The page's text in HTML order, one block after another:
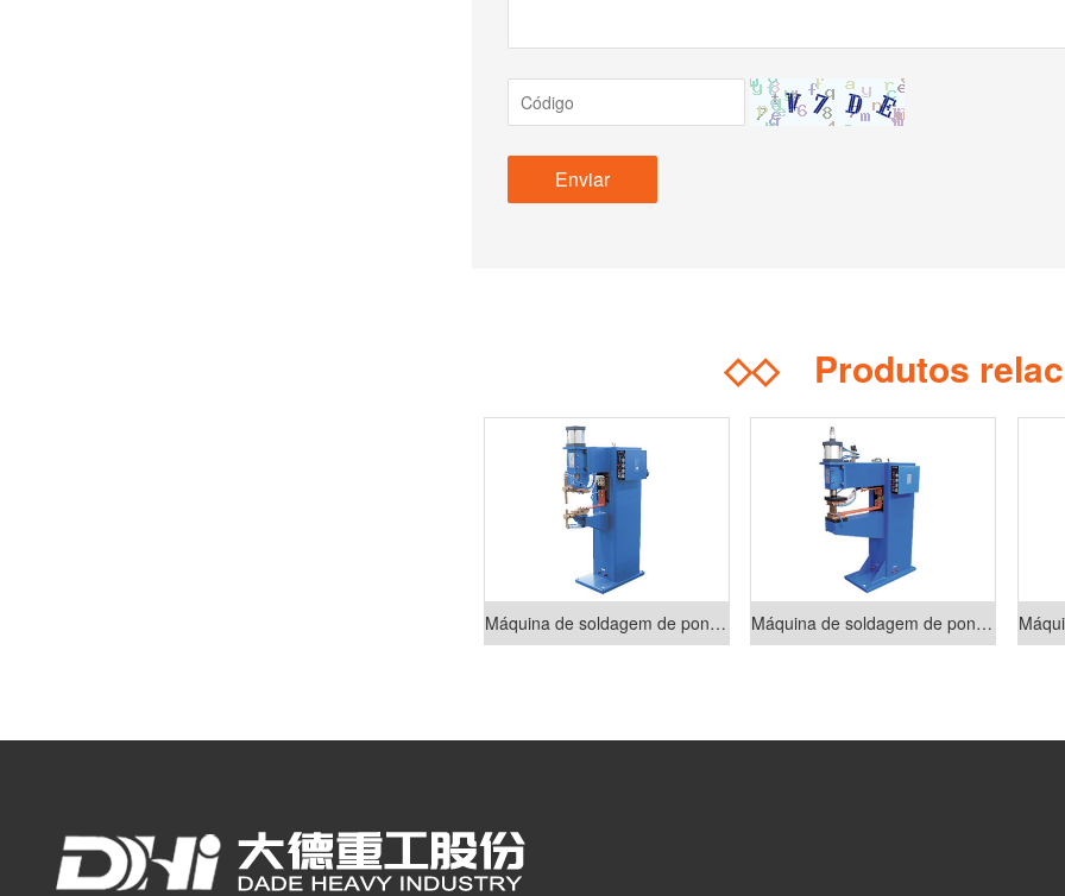
◇◇Produtos
Máquina de soldagem de ponto pneumática da série DN Máquina de soldagem de ponto pneumática da série DP